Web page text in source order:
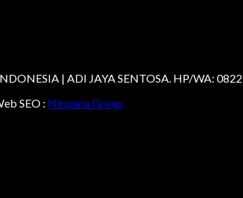
| ADI JAYA SENTOSA. HP/WA:
SEO : Nirwana Group